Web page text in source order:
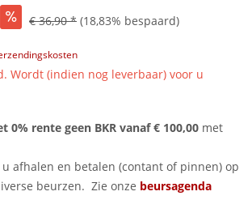
€ 36,90 * (18,83% bespaard)
Wordt (indien nog leverbaar) voor u
0% rente geen BKR vanaf € 100,00 met
afhalen en betalen (contant of pinnen) op
beurzen. Zie onze beursagenda